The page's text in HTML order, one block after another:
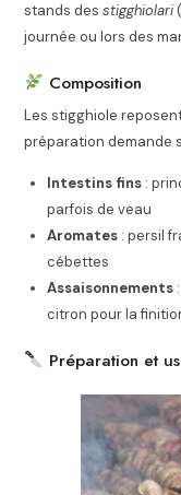
stands desstigghiolari
journée ou lors des
Composition
Les stigghiole
préparation demande
Intestins fins :
parfois de veau
Aromates : persil
cébettes
Assaisonnements
citron pour la
Préparation et